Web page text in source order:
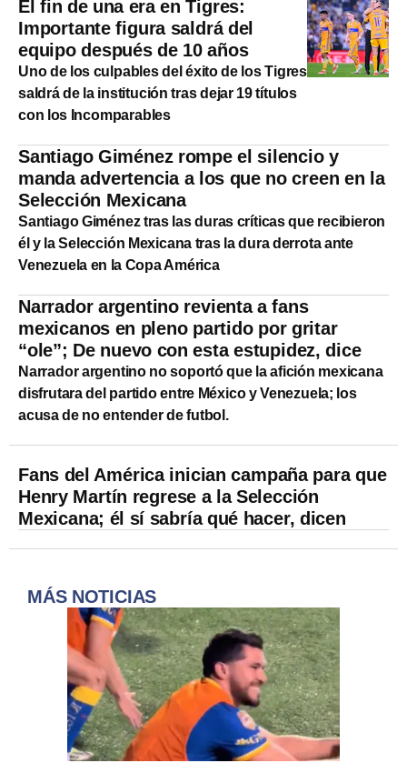
El fin de una era en Tigres:
Importante figura saldrá del
equipo después de 10 años
Uno de los culpables del éxito de los Tigres
saldrá de la institución tras dejar 19 títulos
con los Incomparables
Santiago Giménez rompe el silencio y
manda advertencia a los que no creen en la
Selección Mexicana
Santiago Giménez tras las duras críticas que recibieron
él y la Selección Mexicana tras la dura derrota ante
Venezuela en la Copa América
Narrador argentino revienta a fans
mexicanos en pleno partido por gritar
“ole”; De nuevo con esta estupidez, dice
Narrador argentino no soportó que la afición mexicana
disfrutara del partido entre México y Venezuela; los
acusa de no entender de futbol.
Fans del América inician campaña para que
Henry Martín regrese a la Selección
Mexicana; él sí sabría qué hacer, dicen
MÁS NOTICIAS